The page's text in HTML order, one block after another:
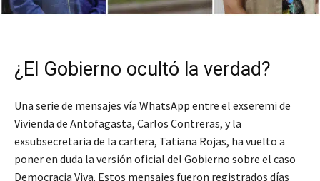
¿El Gobierno ocultó la verdad?
Una serie de mensajes vía WhatsApp entre el exseremi de
Vivienda de Antofagasta, Carlos Contreras, y la
exsubsecretaria de la cartera, Tatiana Rojas, ha vuelto a
poner en duda la versión oficial del Gobierno sobre el caso
Democracia Viva. Estos mensajes fueron registrados días